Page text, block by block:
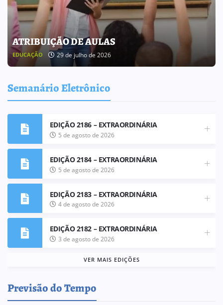
BOLETIM INFORMATIVO 238
BOLETIM INFORMATIVO 25 de julho de 2026
Semanário Eletrônico
EDIÇÃO 2186 – EXTRAORDINÁRIA
5 de agosto de 2026
EDIÇÃO 2184 – EXTRAORDINÁRIA
5 de agosto de 2026
EDIÇÃO 2183 – EXTRAORDINÁRIA
4 de agosto de 2026
EDIÇÃO 2182 – EXTRAORDINÁRIA
3 de agosto de 2026
VER MAIS EDIÇÕES
Previsão do Tempo